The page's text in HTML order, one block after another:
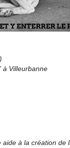
à Villeurbanne
aide à la création de